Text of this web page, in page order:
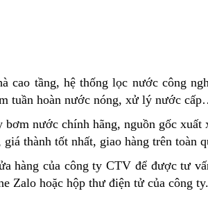
cao tầng, hệ thống lọc nước công
tuần hoàn nước nóng, xử lý nước
bơm nước chính hãng, nguồn gốc
thành tốt nhất, giao hàng trên toàn
hàng của công ty CTV để được tư
Zalo hoặc hộp thư điện tử của công ty.